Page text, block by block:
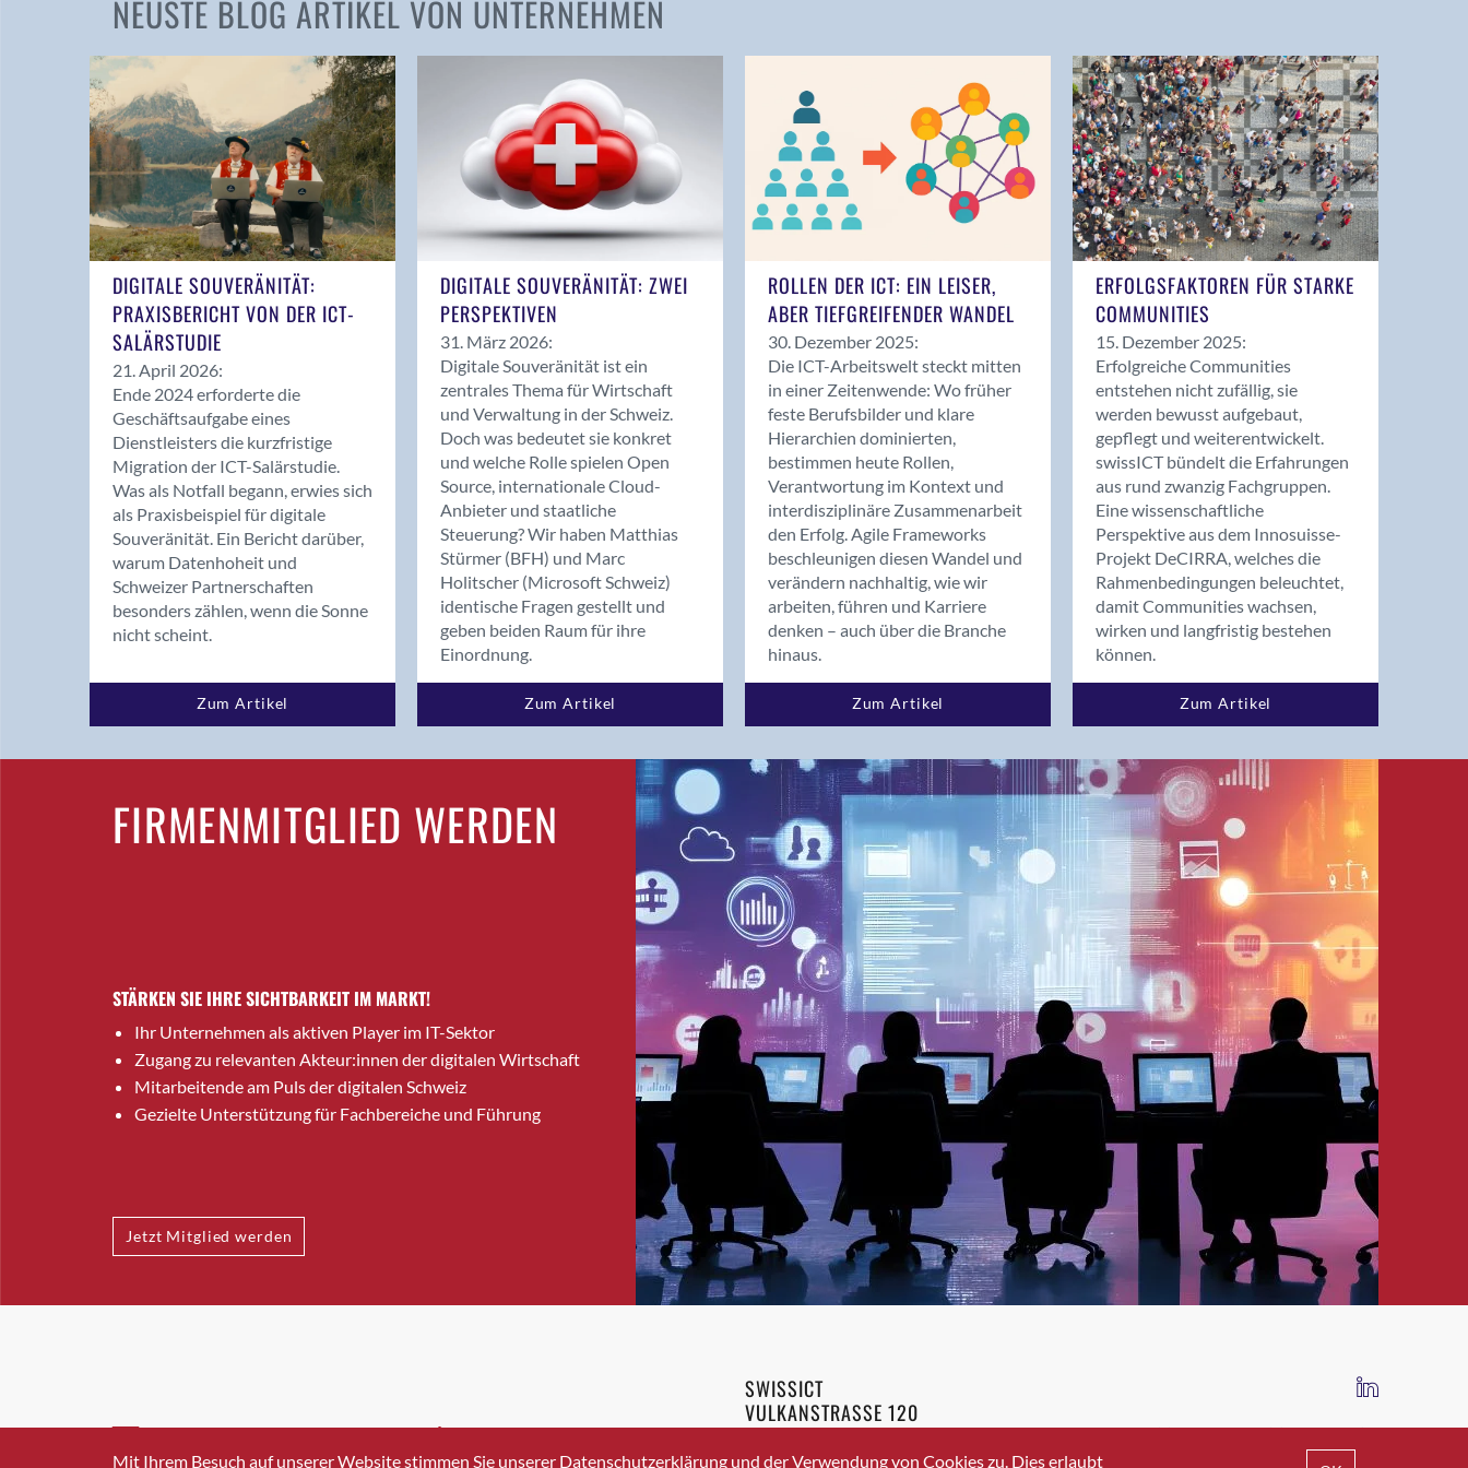
Andelfingen
Balsthal
Balzers
Bassersdorf
Benken (SG)
Bergdietikon
Bern - Liebefeld
Birsfelden
Bolligen
Bonaduz
Bonstetten
Bottighofen
Bremgarten bei Bern
Brig-Glis
Bronschhofen
Brugg
Brugg AG
Burgdorf
Bäretswil
Bülach
Cazis
Crissier
Davos Platz
NEUSTE BLOG ARTIKEL VON UNTERNEHMEN
DIGITALE SOUVERÄNITÄT:
PRAXISBERICHT VON DER ICT-
SALÄRSTUDIE
21. April 2026:
Ende 2024 erforderte die
Geschäftsaufgabe eines
Dienstleisters die kurzfristige
Migration der ICT-Salärstudie.
Was als Notfall begann, erwies sich
als Praxisbeispiel für digitale
Souveränität. Ein Bericht darüber,
warum Datenhoheit und
Schweizer Partnerschaften
besonders zählen, wenn die Sonne
nicht scheint.
Zum Artikel
DIGITALE SOUVERÄNITÄT: ZWEI
PERSPEKTIVEN
31. März 2026:
Digitale Souveränität ist ein
zentrales Thema für Wirtschaft
und Verwaltung in der Schweiz.
Doch was bedeutet sie konkret
und welche Rolle spielen Open
Source, internationale Cloud-
Anbieter und staatliche
Steuerung? Wir haben Matthias
Stürmer (BFH) und Marc
Holitscher (Microsoft Schweiz)
identische Fragen gestellt und
geben beiden Raum für ihre
Einordnung.
Zum Artikel
ROLLEN DER ICT: EIN LEISER,
ABER TIEFGREIFENDER WANDEL
30. Dezember 2025:
Die ICT-Arbeitswelt steckt mitten
in einer Zeitenwende: Wo früher
feste Berufsbilder und klare
Hierarchien dominierten,
bestimmen heute Rollen,
Verantwortung im Kontext und
interdisziplinäre Zusammenarbeit
den Erfolg. Agile Frameworks
beschleunigen diesen Wandel und
verändern nachhaltig, wie wir
arbeiten, führen und Karriere
denken – auch über die Branche
hinaus.
Zum Artikel
ERFOLGSFAKTOREN FÜR STARKE
COMMUNITIES
15. Dezember 2025:
Erfolgreiche Communities
entstehen nicht zufällig, sie
werden bewusst aufgebaut,
gepflegt und weiterentwickelt.
swissICT bündelt die Erfahrungen
aus rund zwanzig Fachgruppen.
Eine wissenschaftliche
Perspektive aus dem Innosuisse-
Projekt DeCIRRA, welches die
Rahmenbedingungen beleuchtet,
damit Communities wachsen,
wirken und langfristig bestehen
können.
Zum Artikel
FIRMENMITGLIED WERDEN
STÄRKEN SIE IHRE SICHTBARKEIT IM MARKT!
Ihr Unternehmen als aktiven Player im IT-Sektor
Zugang zu relevanten Akteur:innen der digitalen Wirtschaft
Mitarbeitende am Puls der digitalen Schweiz
Gezielte Unterstützung für Fachbereiche und Führung
Jetzt Mitglied werden
INFO@SWISSICT.CH +41 43 336 40 20
SWISSICT
VULKANSTRASSE 120
8048 ZURICH
IMPRESSUM DATENSCHUTZ AGB
Mit Ihrem Besuch auf unserer Website stimmen Sie unserer Datenschutzerklärung und der Verwendung von Cookies zu. Dies erlaubt